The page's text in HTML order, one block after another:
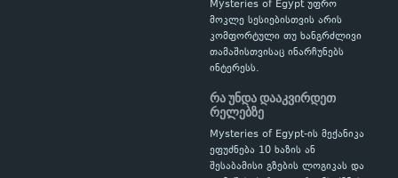
Mysteries of Egypt უფრო
მოკლე სესიებისთვის არის
კომფორტული თუ ხანგრძლივი
თამაშისთვისაც ინარჩუნებს
ინტერესს.
რა უნდა დააკვირდეთ
რელებზე
Mysteries of Egypt-ის მექანიკა
ეფუძნება 10 ხაზის ან
შესაბამისი გზების ლოგიკას და